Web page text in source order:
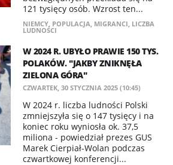
121 tysięcy osób. Wzrost ten...
NIEMCY, POPULACJA, MIGRANCI, LICZBA
LUDNOŚCI
W 2024 R. UBYŁO PRAWIE 150 TYS.
POLAKÓW. "JAKBY ZNIKNĘŁA
ZIELONA GÓRA"
CZWARTEK, 30 STYCZNIA 2025 (10:45)
W 2024 r. liczba ludności Polski
zmniejszyła się o 147 tysięcy i na
koniec roku wyniosła ok. 37,5
miliona - powiedział prezes GUS
Marek Cierpiał-Wolan podczas
czwartkowej konferencji...